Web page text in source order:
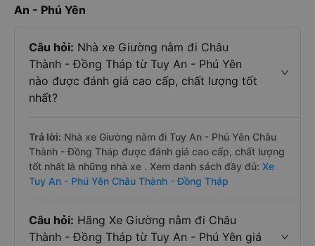
An - Phú Yên
Câu hỏi: Nhà xe Giường nằm đi Châu
Thành - Đồng Tháp từ Tuy An - Phú Yên
nào được đánh giá cao cấp, chất lượng tốt
nhất?
Trả lời: Nhà xe Giường nằm đi Tuy An - Phú Yên Châu
Thành - Đồng Tháp được đánh giá cao cấp, chất lượng
tốt nhất là những nhà xe . Xem danh sách đầy đủ: Xe
Tuy An - Phú Yên Châu Thành - Đồng Tháp
Câu hỏi: Hãng Xe Giường nằm đi Châu
Thành - Đồng Tháp từ Tuy An - Phú Yên giá